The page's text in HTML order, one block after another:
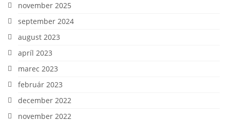
november 2025
september 2024
august 2023
apríl 2023
marec 2023
február 2023
december 2022
november 2022